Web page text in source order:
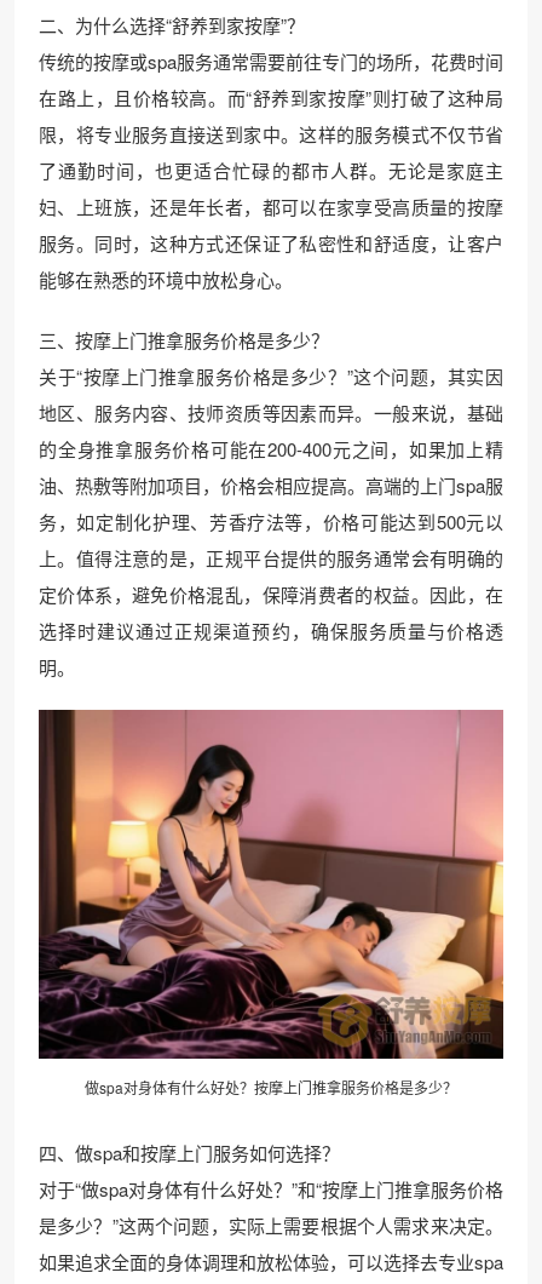
二、为什么选择“舒养到家按摩”？
传统的按摩或spa服务通常需要前往专门的场所，花费时间
在路上，且价格较高。而“舒养到家按摩”则打破了这种局
限，将专业服务直接送到家中。这样的服务模式不仅节省
了通勤时间，也更适合忙碌的都市人群。无论是家庭主
妇、上班族，还是年长者，都可以在家享受高质量的按摩
服务。同时，这种方式还保证了私密性和舒适度，让客户
能够在熟悉的环境中放松身心。
三、按摩上门推拿服务价格是多少？
关于“按摩上门推拿服务价格是多少？”这个问题，其实因
地区、服务内容、技师资质等因素而异。一般来说，基础
的全身推拿服务价格可能在200-400元之间，如果加上精
油、热敷等附加项目，价格会相应提高。高端的上门spa服
务，如定制化护理、芳香疗法等，价格可能达到500元以
上。值得注意的是，正规平台提供的服务通常会有明确的
定价体系，避免价格混乱，保障消费者的权益。因此，在
选择时建议通过正规渠道预约，确保服务质量与价格透
明。
做spa对身体有什么好处？按摩上门推拿服务价格是多少？
四、做spa和按摩上门服务如何选择？
对于“做spa对身体有什么好处？”和“按摩上门推拿服务价格
是多少？”这两个问题，实际上需要根据个人需求来决定。
如果追求全面的身体调理和放松体验，可以选择去专业spa